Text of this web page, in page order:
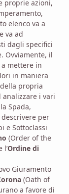
proprie azioni,
elenco va a
va ad
dagli specifici
Ovviamente, il
mettere in
in maniera
propria
analizzare i vari
Spada,
per
e Sottoclassi
(Order of the
l’Ordine di
Giuramento
(Oath of
a favore di